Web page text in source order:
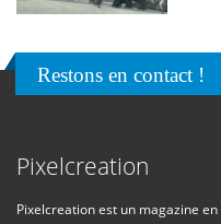
Restons en contact !
Pixelcreation
Pixelcreation est un magazine